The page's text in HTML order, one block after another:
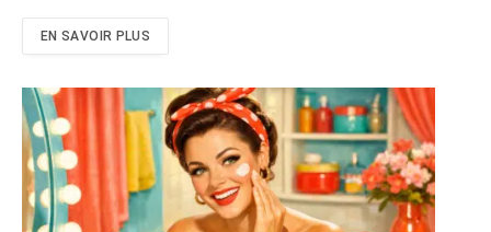
EN SAVOIR PLUS